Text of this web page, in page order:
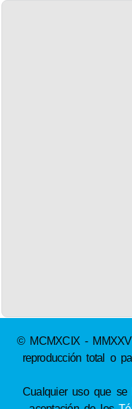
© MCMXCIX -
reproducción total o
Cualquier uso que se